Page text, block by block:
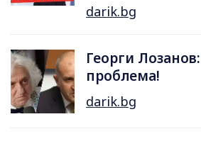
darik.bg
Георги
проблема!
darik.bg